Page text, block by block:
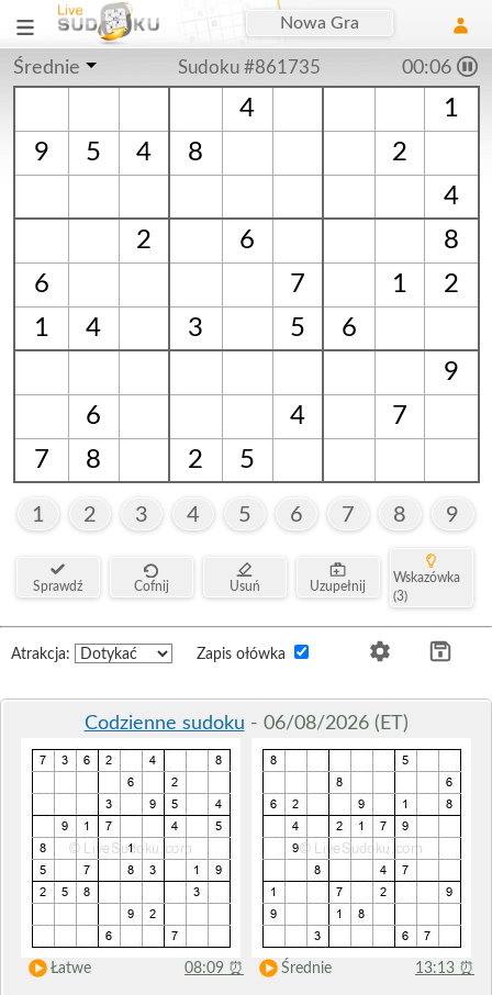
Nowa Gra
Średnie Sudoku #861735 00:06
4
1
9
5 4 8
2
4
2
6
8
6
7 1
2
1
4 3 5
6
9
6
4
7
7
8 2 5
1 2 3 4 5 6 7 8 9
Sprawdź Cofnij Usuń Uzupełnij
Wskazówka
(3)
Atrakcja: Zapis ołówka
Codzienne sudoku - 06/08/2026 (ET)
Łatwe 08:09 ⏰ Średnie 13:13 ⏰